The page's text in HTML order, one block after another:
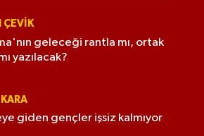
ÇEVİK
geleceği rantla mı, ortak
yazılacak?
giden gençler işsiz kalmıyor